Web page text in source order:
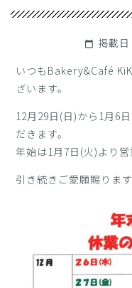
calendar_today 掲載
いつもBakery&Café
ざいます。
12月29日(日)から1月6
だきます。
年始は1月7日(火)より営
引き続きご愛願賜りま